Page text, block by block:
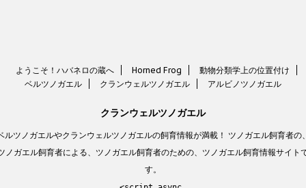
ようこそ！ハバネロの蔵へ Horned Frog
動物分類学上の位置付け
ベルツノガエル
クランウェルツノガエル アルビノツノガエル
クランウェルツノガエル
ルツノガエルやクランウェルツノガエルの飼育情報が満載！ ツノガエル飼育者の
ノガエル飼育者による、ツノガエル飼育者のための、ツノガエル飼育情報サイト
す。